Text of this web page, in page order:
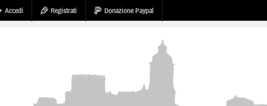
Accedi Registrati Donazione Paypal